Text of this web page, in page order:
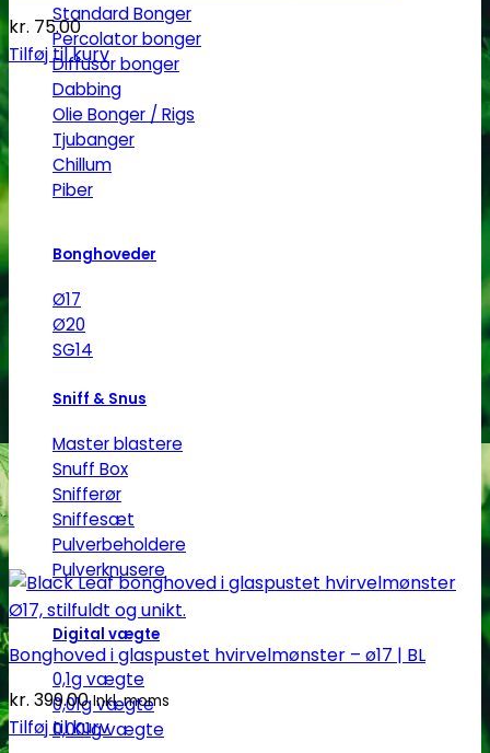
Standard Bonger
Percolator bonger
Diffusor bonger
Dabbing
Olie Bonger / Rigs
Tjubanger
Chillum
Piber
Bonghoveder
Ø17
Ø20
SG14
Sniff & Snus
Master blastere
Snuff Box
Snifferør
Sniffesæt
Pulverbeholdere
Pulverknusere
Digital vægte
0,1g vægte
0,01g vægte
0,001g vægte
kr. 75.00
Tilføj til kurv
Bonghoved i glaspustet hvirvelmønster – ø17 | BL
kr. 399.00 Inkl. moms
Tilføj til kurv